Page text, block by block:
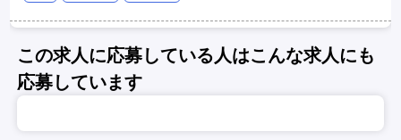
この求人に応募している人はこんな求人にも
応募しています